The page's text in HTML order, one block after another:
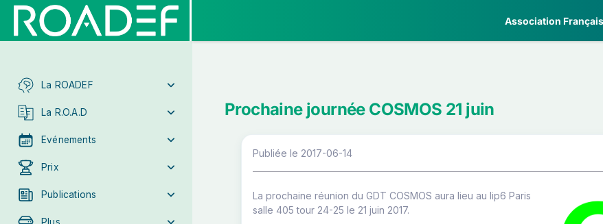
La ROADEF
La R.O.A.D
Evénements
Prix
Publications
Association
Prochaine journée COSMOS 21 juin
Publiée le 2017-06-14
La prochaine réunion du GDT COSMOS aura lieu au lip6 Paris
salle 405 tour 24-25 le 21 juin 2017.